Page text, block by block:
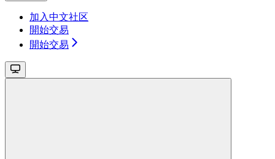
加入中文社区
開始交易
開始交易